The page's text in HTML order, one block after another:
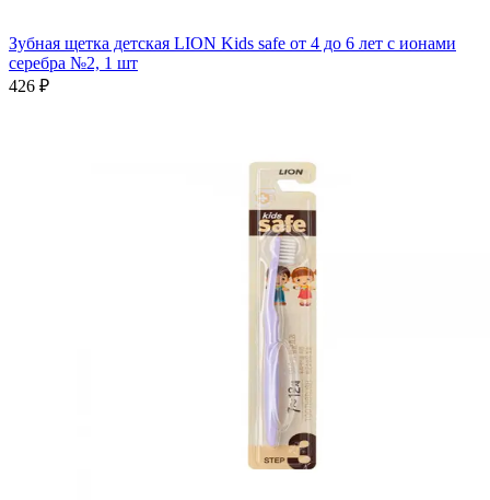
Зубная щетка детская LION Kids safe от 4 до 6 лет с ионами
серебра №2, 1 шт
426 ₽